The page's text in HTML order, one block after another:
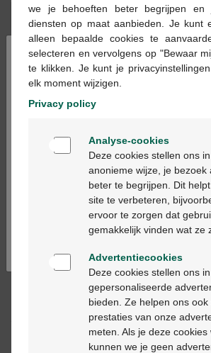
Commander
En stock en ligne
- +
Les jours ouvrables commandé
le jour ouvrable suivant
dans votre
Livraison à domicile
gratuite
à partir
sécurisé
Service clientèlepar chat ou
Description du produit
Bienvenue
Ga verder in het
Continuez en
we je behoeften beter begrijpen en
diensten op maat aanbieden. Je kunt
alleen bepaalde cookies te
selecteren en vervolgens op "Bewaar
te klikken. Je kunt je
elk moment wijzigen.
Privacy policy
Analyse-cookies
Deze cookies stellen ons
anonieme wijze, je bezoek
beter te begrijpen. Dit
site te verbeteren,
ervoor te zorgen dat
gemakkelijk vinden wat ze
Advertentiecookies
Deze cookies stellen ons
gepersonaliseerde
bieden. Ze helpen ons ook
prestaties van onze
meten. Als je deze cookies
kunnen we je geen